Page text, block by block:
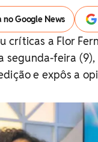
no Google News
críticas a Flor
segunda-feira (9),
e expôs a